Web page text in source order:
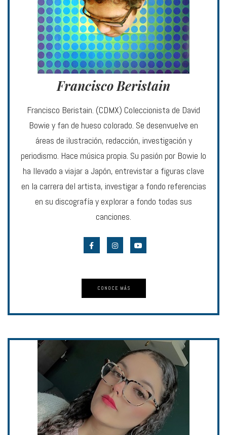
Francisco Beristain
Francisco Beristain. (CDMX) Coleccionista de David
Bowie y fan de hueso colorado. Se desenvuelve en
áreas de ilustración, redacción, investigación y
periodismo. Hace música propia. Su pasión por Bowie lo
ha llevado a viajar a Japón, entrevistar a figuras clave
en la carrera del artista, investigar a fondo referencias
en su discografía y explorar a fondo todas sus
canciones.
CONOCE MÁS